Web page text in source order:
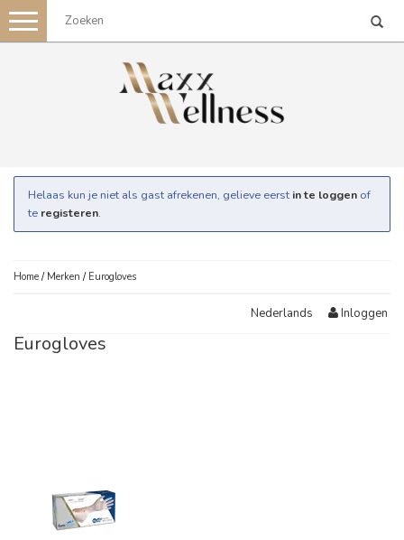
Toggle
navigation
Helaas kun je niet als gast afrekenen, gelieve eerst in te loggen of
te registeren.
Home / Merken / Eurogloves
Nederlands Inloggen
Eurogloves